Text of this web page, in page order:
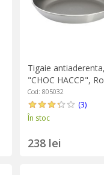
Tigaie
"CHOC HACCP",
Cod: 805032
(3)
În stoc
238 lei